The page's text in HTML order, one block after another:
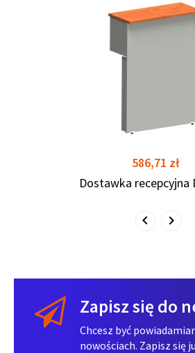
Cena
586,71 zł
Dostawka recepcyjna
Zapisz się do
Chcesz być
nowościach. Zapisz się